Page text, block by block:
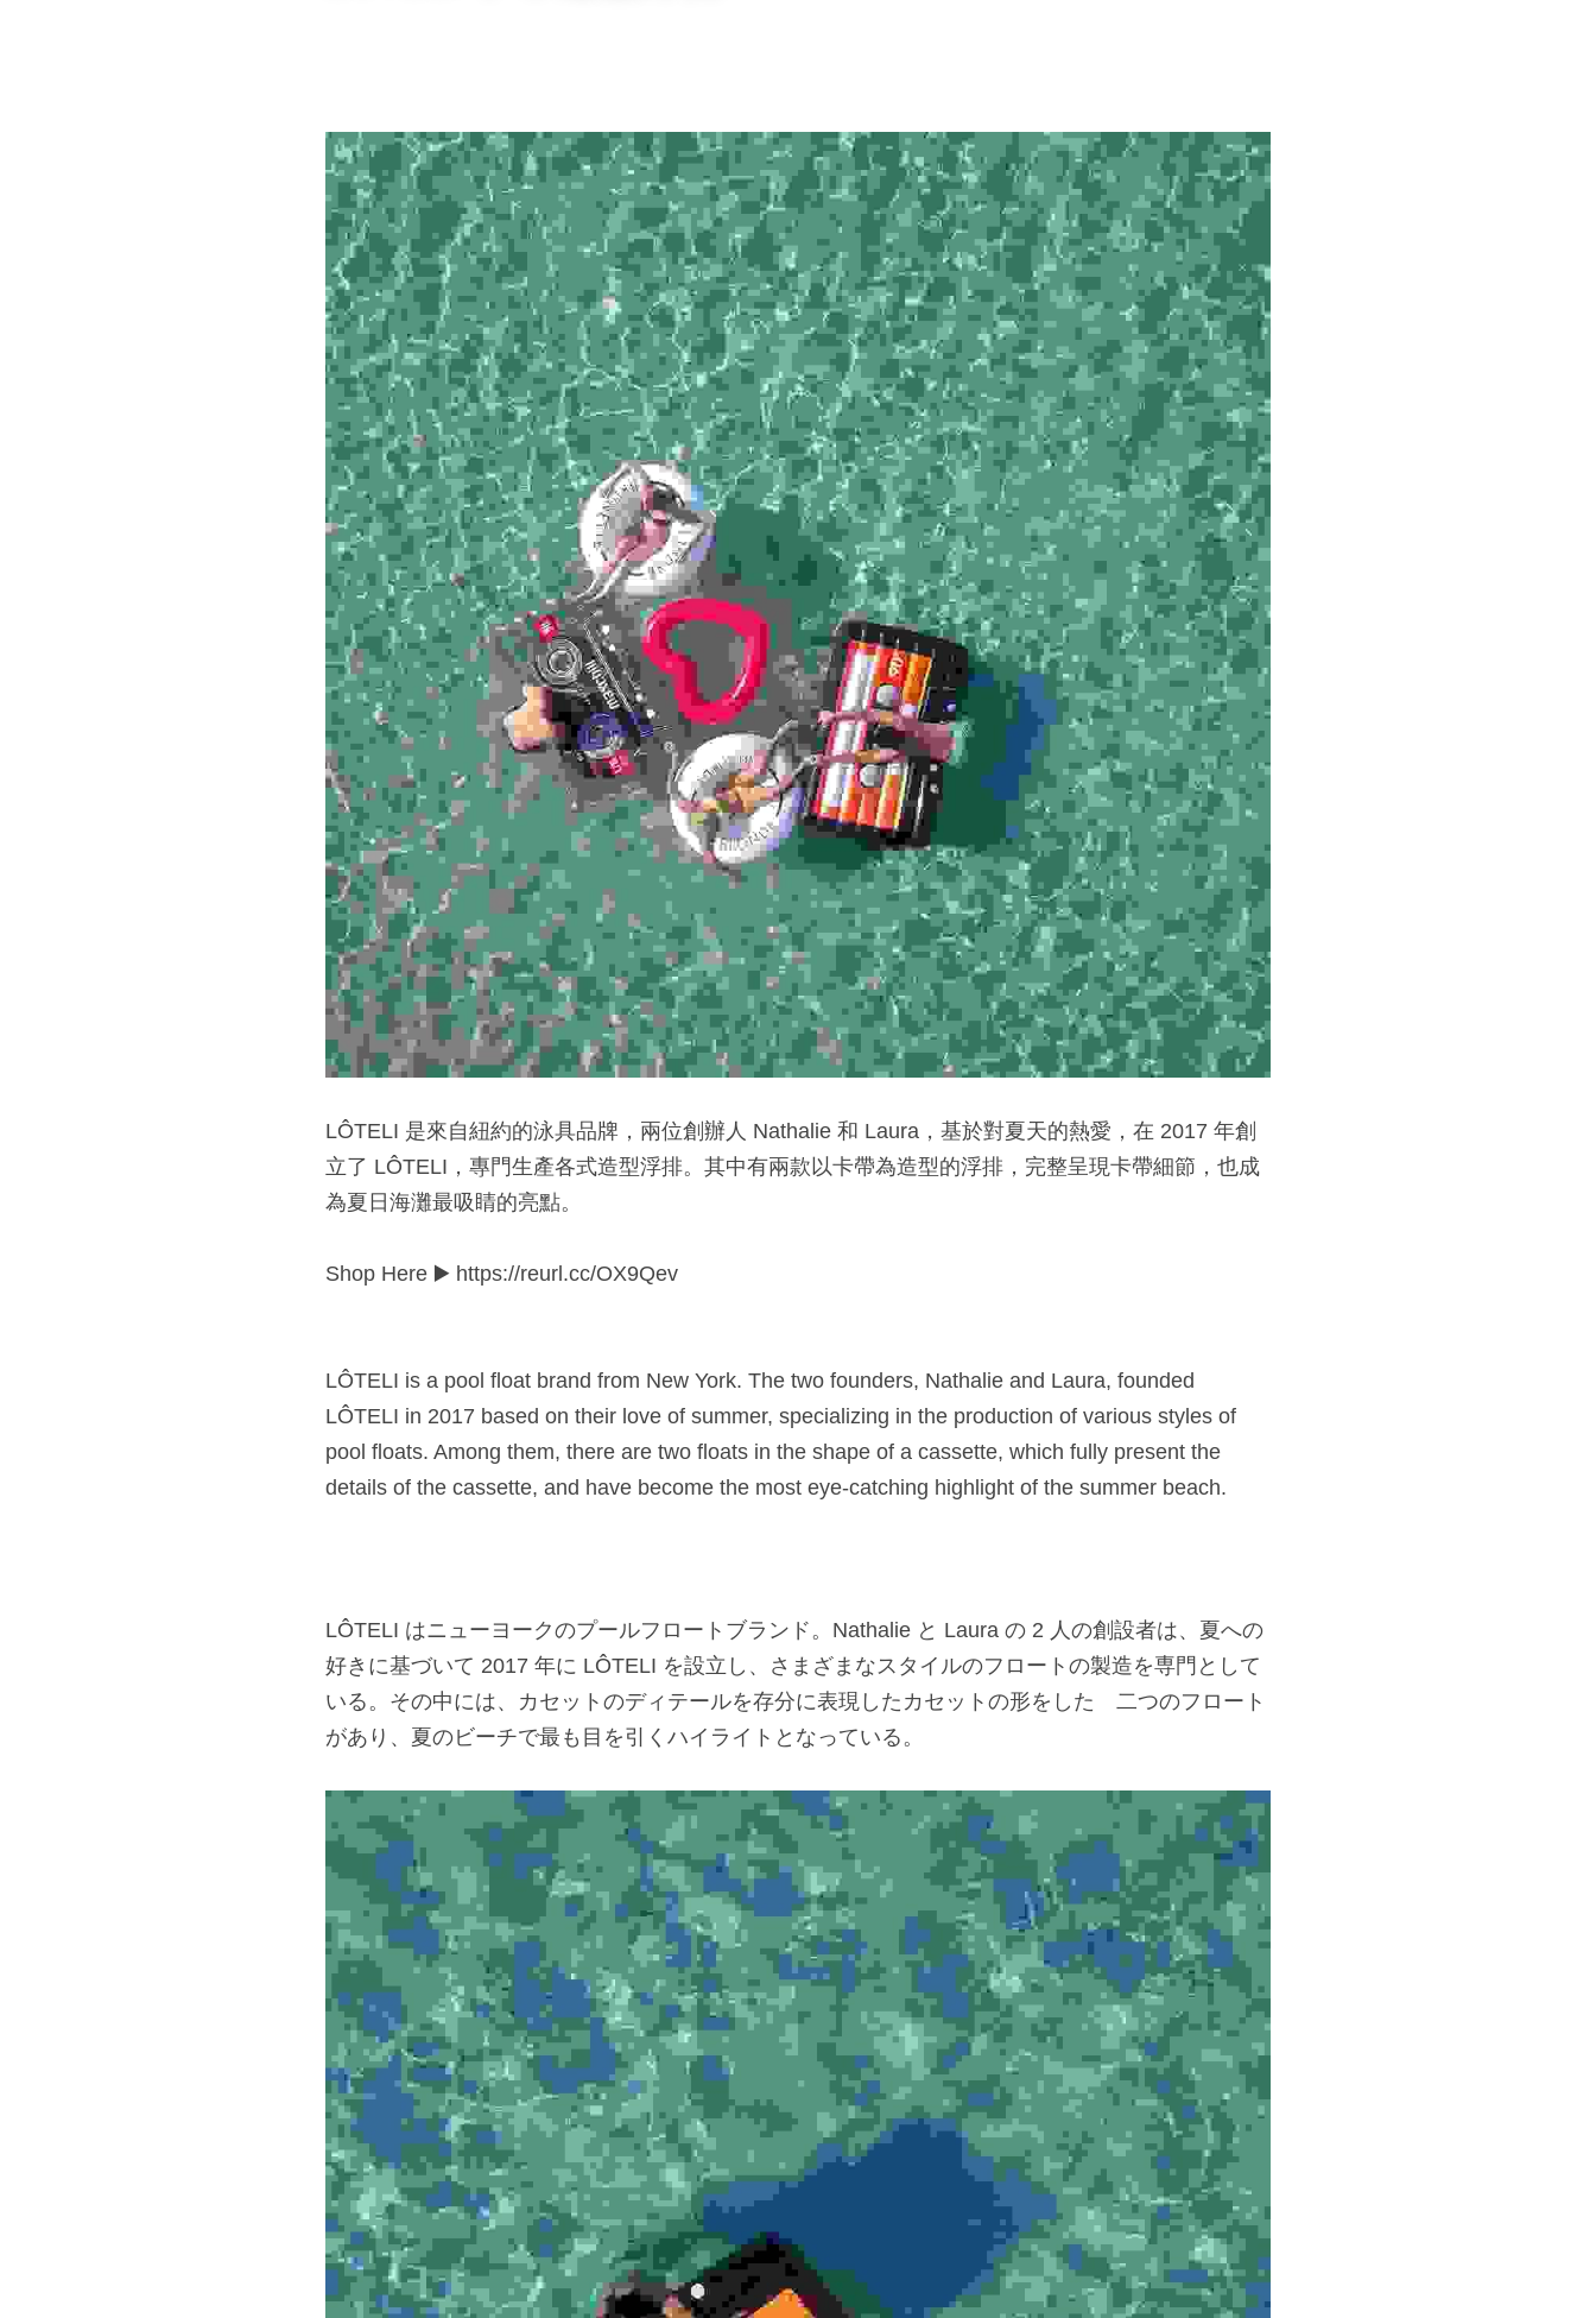
LÔTELI 是來自紐約的泳具品牌，兩位創辦人 Nathalie 和 Laura，基於對夏天的熱愛，在 2017 年創
立了 LÔTELI，專門生產各式造型浮排。其中有兩款以卡帶為造型的浮排，完整呈現卡帶細節，也成
為夏日海灘最吸睛的亮點。​
Shop Here ▶️ https://reurl.cc/OX9Qev​
LÔTELI is a pool float brand from New York. The two founders, Nathalie and Laura, founded
LÔTELI in 2017 based on their love of summer, specializing in the production of various styles of
pool floats. Among them, there are two floats in the shape of a cassette, which fully present the
details of the cassette, and have become the most eye-catching highlight of the summer beach.​
LÔTELI はニューヨークのプールフロートブランド。Nathalie と Laura の 2 人の創設者は、夏への
好きに基づいて 2017 年に LÔTELI を設立し、さまざまなスタイルのフロートの製造を専門として
いる。その中には、カセットのディテールを存分に表現したカセットの形をした　二つのフロート
があり、夏のビーチで最も目を引くハイライトとなっている。​